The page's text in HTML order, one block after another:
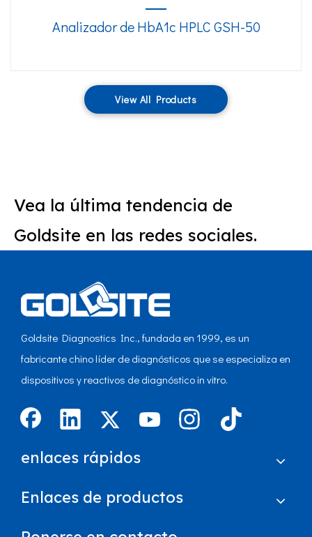
Analizador de HbA1c HPLC GSH-50
View All Products
Vea la última tendencia de
Goldsite en las redes sociales.
Goldsite Diagnostics Inc., fundada en 1999, es un
fabricante chino líder de diagnósticos que se especializa en
dispositivos y reactivos de diagnóstico in vitro.
enlaces rápidos
Enlaces de productos